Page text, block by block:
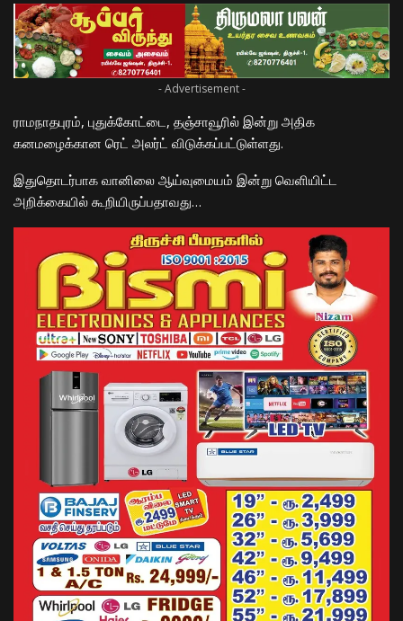
- Advertisement -
ராமநாதபுரம், புதுக்கோட்டை, தஞ்சாவூரில் இன்று அதிக
கனமழைக்கான ரெட் அலர்ட் விடுக்கப்பட்டுள்ளது.
இதுதொடர்பாக வானிலை ஆய்வுமையம் இன்று வெளியிட்ட
அறிக்கையில் கூறியிருப்பதாவது…